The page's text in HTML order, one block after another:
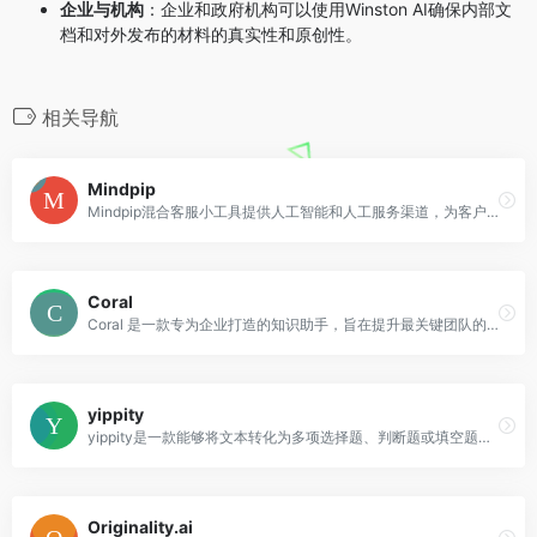
企业与机构 ：企业和政府机构可以使用Winston AI确保内部文
档和对外发布的材料的真实性和原创性。
相关导航
Mindpip
Mindpip混合客服小工具提供人工智能和人工服务渠道，为客户提供个性化和高效的客户服务体验。与Zendesk和Salesforce等热门支持工具无缝集成，为企业支持运营提供更好的客户体验。详细的分析和报告功能可以帮助企业识别趋势，找到改进的方向和增长的机会。多语言支持，满足全球客户需求。
Coral
Coral 是一款专为企业打造的知识助手，旨在提升最关键团队的工作效率。无论是财务、支持、销售还是其他团队，都可以根据自身的工作职能定制 Coral，通过连接数据源来增强其知识库。Coral 支持 100 多个 CRM、协作工具、数据库等集成。您可以在安全的云环境中管理 Coral，并且数据始终在您的环境中保密。
yippity
yippity是一款能够将文本转化为多项选择题、判断题或填空题的智能问题生成器。用户只需粘贴文本，AI即可自动生成全面的测验题。同时，用户可以对生成的测验进行编辑和导出，方便自测或分享他人。其主要功能包括生成多项选择题、判断题和填空题，适用于教育工作者和学生。免费版本每月提供3次AI测验生成，早鸟计划每月收费$4.99，提供无限次AI问题生成，优质的AI问题生成，以及早期支持者的价格保证。
Originality.ai